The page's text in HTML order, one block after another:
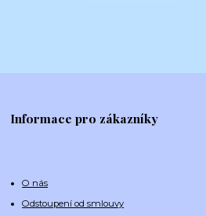
Informace pro zákazníky
O nás
Odstoupení od smlouvy